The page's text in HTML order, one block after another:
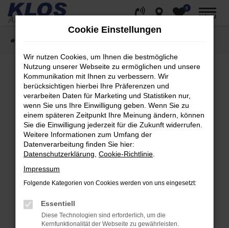
Zum
springen
0
MENÜ
Fehler: Network Error
Beim Laden ist ein Fehler aufgetreten.
Hier sind ein paar Tipps, die dir helfen können:
Überprüfe deine Firewall und deine
Internetverbindung.
Laden andere Webseiten, zum Beispiel deine
Suchmaschine?
Prüfe deine Browsererweiterungen.
Manche Erweiterungen, wie Werbeblocker,
können das Laden bestimmter Seiten
verhindern. Funktioniert die Seite in einem
Cookie Einstellungen
Wir nutzen Cookies, um Ihnen die bestmögliche
Nutzung unserer Webseite zu ermöglichen und unsere
Kommunikation mit Ihnen zu verbessern. Wir
berücksichtigen hierbei Ihre Präferenzen und
verarbeiten Daten für Marketing und Statistiken nur,
wenn Sie uns Ihre Einwilligung geben. Wenn Sie zu
einem späteren Zeitpunkt Ihre Meinung ändern, können
Sie die Einwilligung jederzeit für die Zukunft widerrufen.
Weitere Informationen zum Umfang der
Datenverarbeitung finden Sie hier:
Datenschutzerklärung Cookie-Richtlinie
Impressum
Folgende Kategorien von Cookies werden von uns eingesetzt:
Essentiell
Diese Technologien sind erforderlich, um die
Kernfunktionalität der Webseite zu gewährleisten.